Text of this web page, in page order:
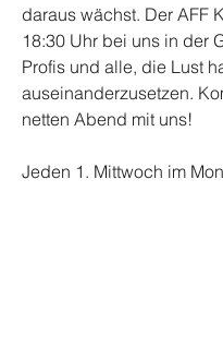
daraus wächst. Der AFF
18:30 Uhr bei uns in der
Profis und alle, die Lust
auseinanderzusetzen.
netten Abend mit uns!
Jeden 1. Mittwoch im
FOODER